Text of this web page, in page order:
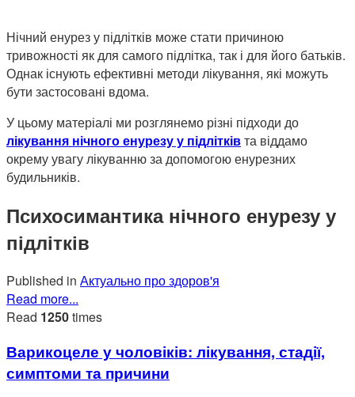
Нічний енурез у підлітків може стати причиною
тривожності як для самого підлітка, так і для його батьків.
Однак існують ефективні методи лікування, які можуть
бути застосовані вдома.
У цьому матеріалі ми розглянемо різні підходи до
лікування нічного енурезу у підлітківта віддамо
окрему увагу лікуванню за допомогою енурезних
будильників.
Психосимантика нічного енурезу у
підлітків
Published in Актуально про здоров'я
Read more...
Read 1250times
Варикоцеле у чоловіків: лікування, стадії,
симптоми та причини